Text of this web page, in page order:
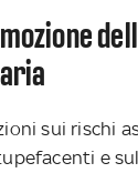
sui rischi
e